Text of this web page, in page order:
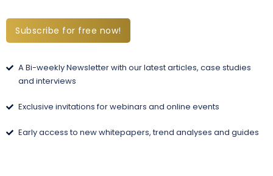
Subscribe for free now!
A Bi-weekly Newsletter with our latest articles, case studies
and interviews
Exclusive invitations for webinars and online events
Early access to new whitepapers, trend analyses and guides